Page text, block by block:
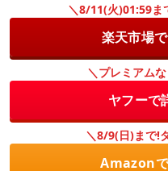
＼8/11(火)01:59ま
楽天市場
＼プレミアム
ヤフーで
＼8/9(日)まで!
Amazonで